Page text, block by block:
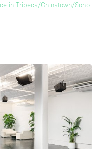
in Tribeca/Chinatown/Soho